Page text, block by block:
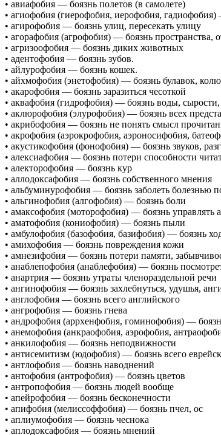
• авиафобия — боязнь полетов (в самолете)
• агиофобия (гиерофобия, иерофобия,
• агирофобия — боязнь улиц, пересекать улицу
• агорафобия (агрофобия) — боязнь
• агризоофобия — боязнь диких животных
• адентофобия — боязнь зубов.
• айлурофобия — боязнь кошек.
• айхмофобия (энетофобия) — боязнь булавок,
• акарофобия — боязнь заразиться чесоткой
• аквафобия (гидрофобия) — боязнь воды,
• аклюрофобия (элурофобия) — боязнь всех
• акрибофобия — боязнь не понять смысл
• акрофобия (аэрокрофобия, аэроносифобия,
• акустикофобия (фонофобия) — боязнь звуков,
• алексиафобия — боязнь потери способности
• алекторофобия — боязнь кур
• аллодоксафобия — боязнь собственного мнения
• альбуминурофобия — боязнь заболеть болезнью
• альгинофобия (алгофобия) — боязнь боли
• амаксофобия (моторофобия) — боязнь управлять
• аматофобия (кониофобия) — боязнь пыли
• амбулофобия (базофобия, базифобия) — боязнь
• амихофобия — боязнь повреждения кожи
• амнезифобия — боязнь потери памяти,
• анаблепофобия (анаблефобия) — боязнь
• анартрия — боязнь утраты членораздельной речи
• ангинофобия — боязнь захлебнуться, удушья,
• англофобия — боязнь всего английского
• ангрофобия — боязнь гнева
• андрофобия (аррхенфобия, гоминофобия) —
• анемофобия (анкраофобия, аэрофобия,
• анкилофобия — боязнь неподвижности
• антисемитизм (юдофобия) — боязнь всего
• антлофобия — боязнь наводнений
• антофобия (антрофобия) — боязнь цветов
• антропофобия — боязнь людей вообще
• апейрофобия — боязнь бесконечности
• апифобия (мелиссоффобия) — боязнь пчел, ос
• аплиумофобия — боязнь чеснока
• аплодоксафобия — боязнь мнений